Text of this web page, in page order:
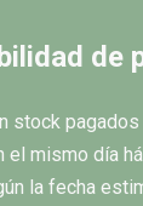
de
stock
el mismo día
la fecha